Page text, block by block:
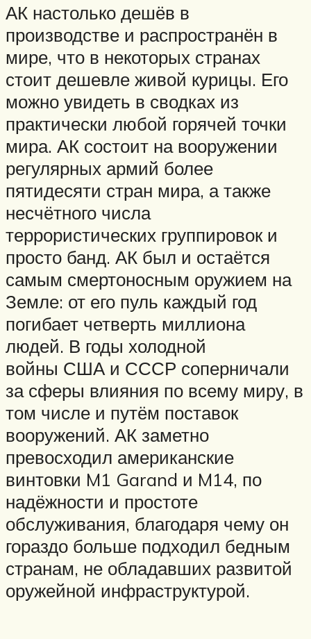
АК настолько дешёв в
производстве и распространён в
мире, что в некоторых странах
стоит дешевле живой курицы. Его
можно увидеть в сводках из
практически любой горячей точки
мира. АК состоит на вооружении
регулярных армий более
пятидесяти стран мира, а также
несчётного числа
террористических группировок и
просто банд. АК был и остаётся
самым смертоносным оружием на
Земле: от его пуль каждый год
погибает четверть миллиона
людей. В годы холодной
войны США и СССР соперничали
за сферы влияния по всему миру, в
том числе и путём поставок
вооружений. АК заметно
превосходил американские
винтовки M1 Garand и M14, по
надёжности и простоте
обслуживания, благодаря чему он
гораздо больше подходил бедным
странам, не обладавших развитой
оружейной инфраструктурой.